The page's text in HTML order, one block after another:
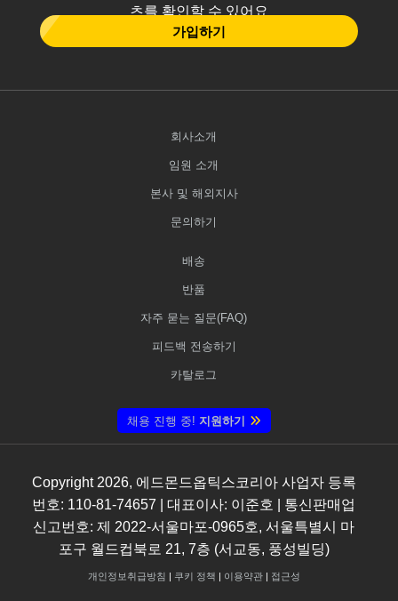
츠를 확인할 수 있어요
가입하기
회사소개
임원 소개
본사 및 해외지사
문의하기
배송
반품
자주 묻는 질문(FAQ)
피드백 전송하기
카탈로그
채용 진행 중! 지원하기
Copyright 2026, 에드몬드옵틱스코리아 사업자 등록
번호: 110-81-74657 | 대표이사: 이준호 | 통신판매업
신고번호: 제 2022-서울마포-0965호, 서울특별시 마
포구 월드컵북로 21, 7층 (서교동, 풍성빌딩)
개인정보취급방침 | 쿠키 정책 | 이용약관| 접근성